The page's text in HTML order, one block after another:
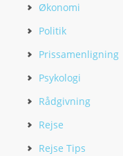
Økonomi
Politik
Prissamenligning
Psykologi
Rådgivning
Rejse
Rejse Tips